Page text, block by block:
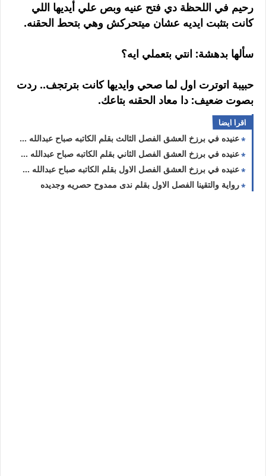
رحيم في اللحظة دي فتح عنيه وبص علي أيديها اللي
كانت بتثبت ايديه عشان ميتحركش وهي بتحط الحقنه.
سألها بدهشة: انتي بتعملي ايه؟
حبيبة اتوترت اول لما صحي وايديها كانت بترتجف.. ردت
بصوت ضعيف: دا معاد الحقنه بتاعك.
اقرا ايضا
عنيده في برزخ العشق الفصل الثالث بقلم الكاتبه صباح عبدالله حصريه وجديده
عنيده في برزخ العشق الفصل الثاني بقلم الكاتبه صباح عبدالله حصريه وجديده
عنيده في برزخ العشق الفصل الاول بقلم الكاتبه صباح عبدالله حصريه وجديده
رواية والتقينا الفصل الاول بقلم ندى ممدوح حصريه وجديده